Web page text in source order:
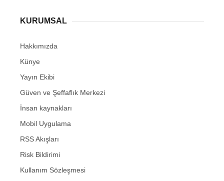
KURUMSAL
Hakkımızda
Künye
Yayın Ekibi
Güven ve Şeffaflık Merkezi
İnsan kaynakları
Mobil Uygulama
RSS Akışları
Risk Bildirimi
Kullanım Sözleşmesi